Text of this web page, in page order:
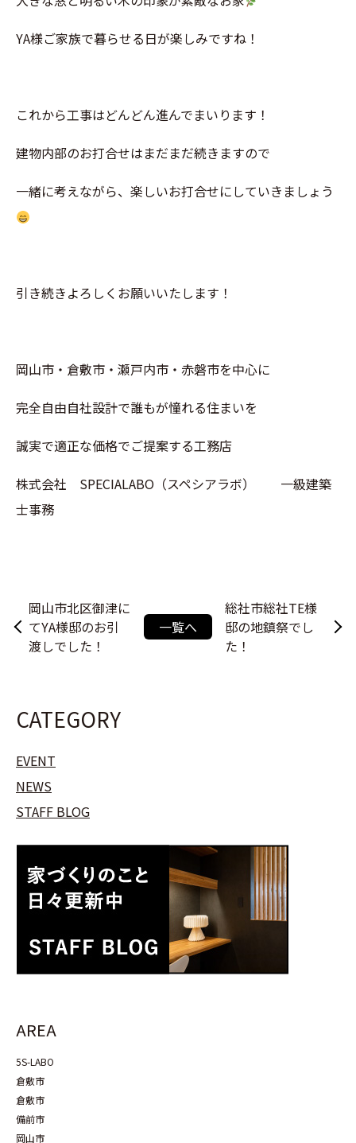
YA様ご家族で暮らせる日が楽しみですね！
これから工事はどんどん進んでまいります！
建物内部のお打合せはまだまだ続きますので
一緒に考えながら、楽しいお打合せにしていきましょう
引き続きよろしくお願いいたします！
岡山市・倉敷市・瀬戸内市・赤磐市を中心に
完全自由自社設計で誰もが憧れる住まいを
誠実で適正な価格でご提案する工務店
株式会社 SPECIALABO（スペシアラボ） 一級建築
士事務
岡山市北区御津に
てYA様邸のお引
渡しでした！
一覧へ
総社市総社TE様
邸の地鎮祭でし
た！
CATEGORY
EVENT
NEWS
STAFF BLOG
AREA
5S-LABO
倉敷市
倉敷市
備前市
岡山市